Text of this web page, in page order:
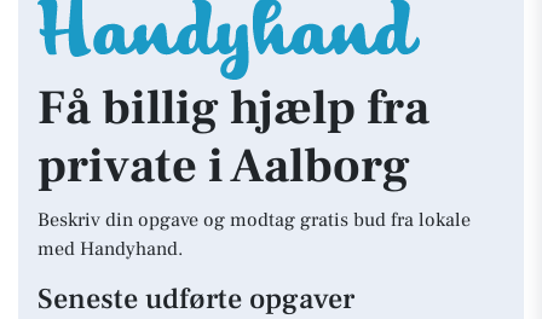
Få billig hjælp fra
private i Aalborg
Beskriv din opgave og modtag gratis bud fra lokale
med Handyhand.
Seneste udførte opgaver